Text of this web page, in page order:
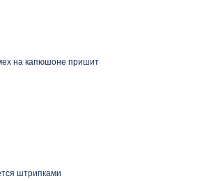
на капюшоне пришит
штрипками